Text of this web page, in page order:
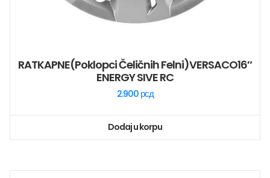
RATKAPNE(poklopci Čeličnih Felni)VERSACO16″
ENERGY SIVE RC
2.900 рсд
Dodaj u korpu